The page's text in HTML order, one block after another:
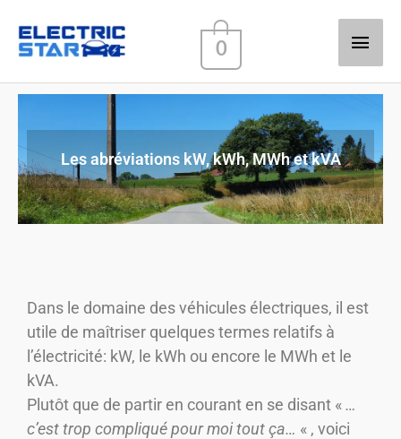
0
Les abréviations kW, kWh, MWh et kVA
Dans le domaine des véhicules électriques, il est
utile de maîtriser quelques termes relatifs à
l’électricité: kW, le kWh ou encore le MWh et le
kVA.
Plutôt que de partir en courant en se disant «…
c’est trop compliqué pour moi tout ça… « , voici